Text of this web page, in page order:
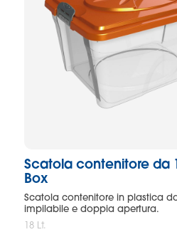
Scatola contenitore da
Box
Scatola contenitore in plastica
impilabile e doppia apertura.
18 Lt.